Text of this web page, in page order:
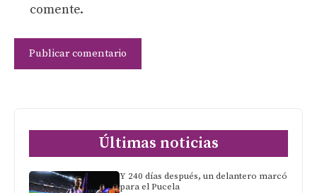
comente.
Últimas noticias
Y 240 días después, un delantero marcó
para el Pucela